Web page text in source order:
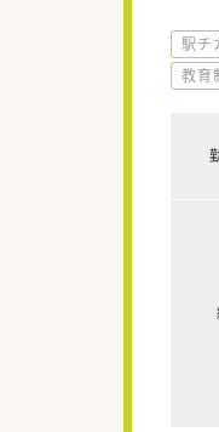
駅チ
教育